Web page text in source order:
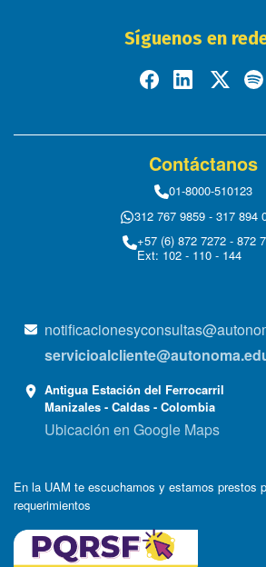
Síguenos en
Contáctanos
01-8000-510123
312 767 9859 - 317 894
+57 (6) 872 7272 - 872
Ext: 102 - 110 - 144
Antigua Estación del Ferrocarril
Manizales - Caldas - Colombia
Ubicación en Google Maps
En la UAM te escuchamos y estamos prestos
requerimientos